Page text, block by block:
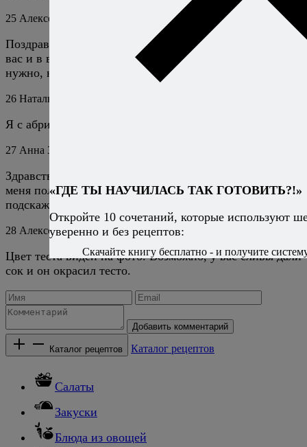
25 Алексей Онегин 16 декабря 2024Ответить
Поздравляю, значит, дело не только в пироге, но и в
вас и в ваших руках! А лишаться пирога совсем не
нужно, нужно просто снова дождаться сезона слив. :)
26 Наталья
Я с абрикосами делала. Тоже вкусно.
27 Анна 3 октября 2025
Здравствуйте! А тесто у готового пирога белое? У
меня получилось темное, как бывает у шарлотки. Не
подскажите почему?
28 Алексей Онегин 4 октября 2025Ответить
Цвет теста виден на фото. Возможно, у вас сливы дали
сок и он окрасил тесто.
Добавить комментарий
Каталог рецептов Каталог рецептов
Салаты
Закуски
Блюда из овощей
«ГДЕ ТЫ НАУЧИЛАСЬ ТАК ГОТОВИТЬ?!»
Откройте 10 сочетаний, которые используют
уверенно и без рецептов:
Скачайте книгу бесплатно - и получите